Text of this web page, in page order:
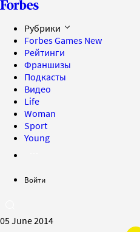
Рубрики
Forbes Games New
Рейтинги
Франшизы
Подкасты
Видео
Life
Woman
Sport
Young
Войти
05 June 2014